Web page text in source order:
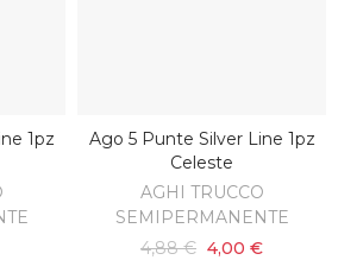
1pz
SCOPRI
Ago 5 Punte Silver Line 1pz
Celeste
AGHI TRUCCO
SEMIPERMANENTE
4,88 € 4,00 €